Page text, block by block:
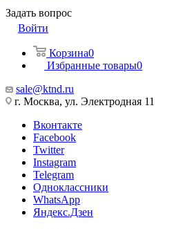
Задать вопрос
Войти
Корзина0
Избранные товары0
sale@ktnd.ru
г. Москва, ул. Электродная 11
Вконтакте
Facebook
Twitter
Instagram
Telegram
Одноклассники
WhatsApp
Яндекс.Дзен